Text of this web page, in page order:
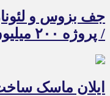
جف بزوس و
/ پروژه ۲۰۰ میلیون دلاری جنجال به پا کرد
ایلان ماسک